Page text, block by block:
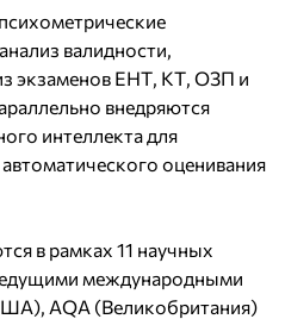
валидности,
экзаменов ЕНТ, КТ, ОЗП и
внедряются
интеллекта для
оценивания
в рамках 11 научных
международными
AQA (Великобритания)